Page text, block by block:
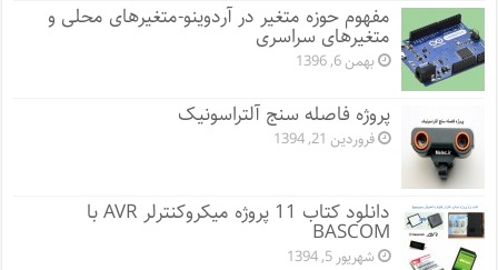
مفهوم حوزه متغیر در آردوینو-متغیرهای محلی و
متغیرهای سراسری
بهمن 6, 1396
پروژه فاصله سنج آلتراسونیک
فروردین 21, 1394
دانلود کتاب 11 پروژه میکروکنترلر AVR با
BASCOM
شهریور 5, 1394